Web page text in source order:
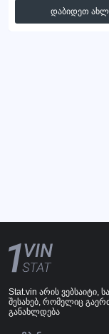
დაბიდეთ
Stat.vin არის ვებსაიტი,
შესახებ, რომელიც
განახლდება